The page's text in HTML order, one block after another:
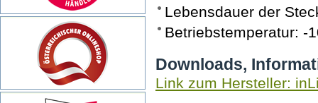
Lebensdauer der
Betriebstemperatur: -
Downloads,
Link zum Hersteller: